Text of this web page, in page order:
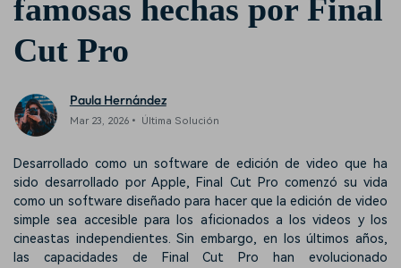
famosas hechas por Final
Cut Pro
Paula Hernández
Mar 23, 2026• Última Solución
Desarrollado como un software de edición de video que ha
sido desarrollado por Apple, Final Cut Pro comenzó su vida
como un software diseñado para hacer que la edición de video
simple sea accesible para los aficionados a los videos y los
cineastas independientes. Sin embargo, en los últimos años,
las capacidades de Final Cut Pro han evolucionado